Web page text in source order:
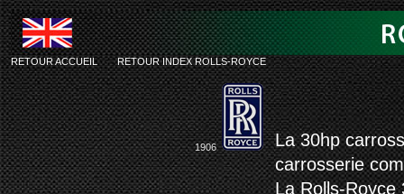
rolls-
RETOUR ACCUEIL-RETOUR INDEX ROLLS-ROYCE
1906
La 30hp
carrosserie
La Rolls-Royce